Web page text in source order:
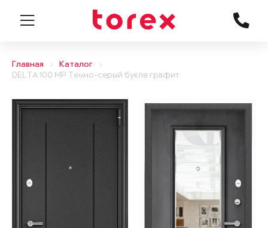
Главная
Каталог
DELTA 100 MP Темно-серый букле графит